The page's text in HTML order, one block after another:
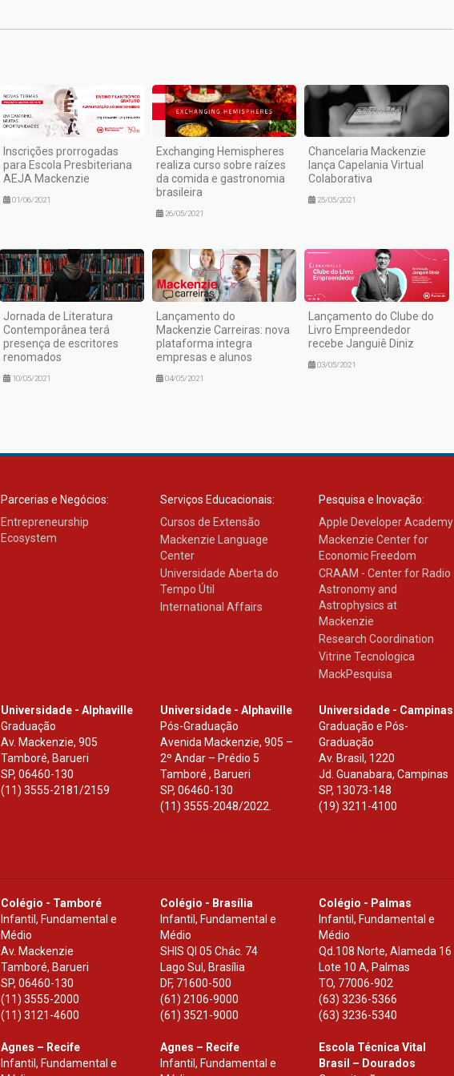
Inscrições prorrogadas
para Escola Presbiteriana
AEJA Mackenzie
01/06/2021
Exchanging Hemispheres
realiza curso sobre raízes
da comida e gastronomia
brasileira
26/05/2021
Chancelaria Mackenzie
lança Capelania Virtual
Colaborativa
25/05/2021
Jornada de Literatura
Contemporânea terá
presença de escritores
renomados
10/05/2021
Lançamento do
Mackenzie Carreiras: nova
plataforma integra
empresas e alunos
04/05/2021
Lançamento do Clube do
Livro Empreendedor
recebe Janguiê Diniz
03/05/2021
Parcerias e Negócios:
Entrepreneurship
Ecosystem
Serviços Educacionais:
Cursos de Extensão
Mackenzie Language
Center
Universidade Aberta do
Tempo Útil
International Affairs
Pesquisa e Inovação:
Apple Developer Academy
Mackenzie Center for
Economic Freedom
CRAAM - Center for Radio
Astronomy and
Astrophysics at
Mackenzie
Research Coordination
Vitrine Tecnologica
MackPesquisa
Universidade - Alphaville
Graduação
Av. Mackenzie, 905
Tamboré, Barueri
SP,06460-130
(11) 3555-2181/2159
Universidade - Alphaville
Pós-Graduação
Avenida Mackenzie, 905 –
2º Andar – Prédio 5
Tamboré , Barueri
SP, 06460-130
(11) 3555-2048/2022.
Universidade - Campinas
Graduação e Pós-
Graduação
Av. Brasil, 1220
Jd. Guanabara, Campinas
SP, 13073-148
(19) 3211-4100
Colégio - Tamboré
Infantil, Fundamental e
Médio
Av. Mackenzie
Tamboré, Barueri
SP,06460-130
(11) 3555-2000
(11) 3121-4600
Colégio - Brasília
Infantil, Fundamental e
Médio
SHIS Ql 05 Chác. 74
Lago Sul, Brasília
DF, 71600-500
(61) 2106-9000
(61) 3521-9000
Colégio - Palmas
Infantil, Fundamental e
Médio
Qd.108 Norte, Alameda 16
Lote 10 A, Palmas
TO, 77006-902
(63) 3236-5366
(63) 3236-5340
Agnes – Recife
Infantil, Fundamental e
Agnes – Recife
Infantil, Fundamental e
Escola Técnica Vital
Brasil – Dourados